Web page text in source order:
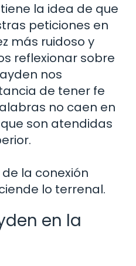
la idea de que
peticiones en
más ruidoso y
reflexionar sobre
nos
de tener fe
no caen en
son atendidas
la conexión
lo terrenal.
en la